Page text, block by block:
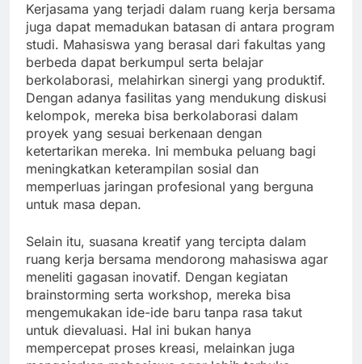
Kerjasama yang terjadi dalam ruang kerja bersama
juga dapat memadukan batasan di antara program
studi. Mahasiswa yang berasal dari fakultas yang
berbeda dapat berkumpul serta belajar
berkolaborasi, melahirkan sinergi yang produktif.
Dengan adanya fasilitas yang mendukung diskusi
kelompok, mereka bisa berkolaborasi dalam
proyek yang sesuai berkenaan dengan
ketertarikan mereka. Ini membuka peluang bagi
meningkatkan keterampilan sosial dan
memperluas jaringan profesional yang berguna
untuk masa depan.
Selain itu, suasana kreatif yang tercipta dalam
ruang kerja bersama mendorong mahasiswa agar
meneliti gagasan inovatif. Dengan kegiatan
brainstorming serta workshop, mereka bisa
mengemukakan ide-ide baru tanpa rasa takut
untuk dievaluasi. Hal ini bukan hanya
mempercepat proses kreasi, melainkan juga